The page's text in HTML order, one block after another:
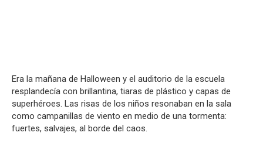
Era la mañana de Halloween y el auditorio de la escuela
resplandecía con brillantina, tiaras de plástico y capas de
superhéroes. Las risas de los niños resonaban en la sala
como campanillas de viento en medio de una tormenta:
fuertes, salvajes, al borde del caos.